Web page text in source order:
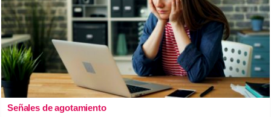
Señales de agotamiento